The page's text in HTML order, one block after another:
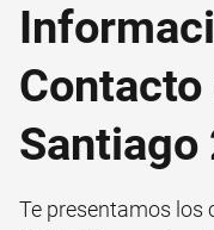
Contacto
Santiago
Te presentamos los